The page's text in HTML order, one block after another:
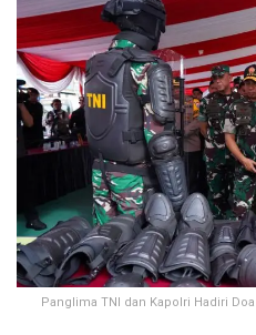
Panglima TNI dan Kapolri Hadiri